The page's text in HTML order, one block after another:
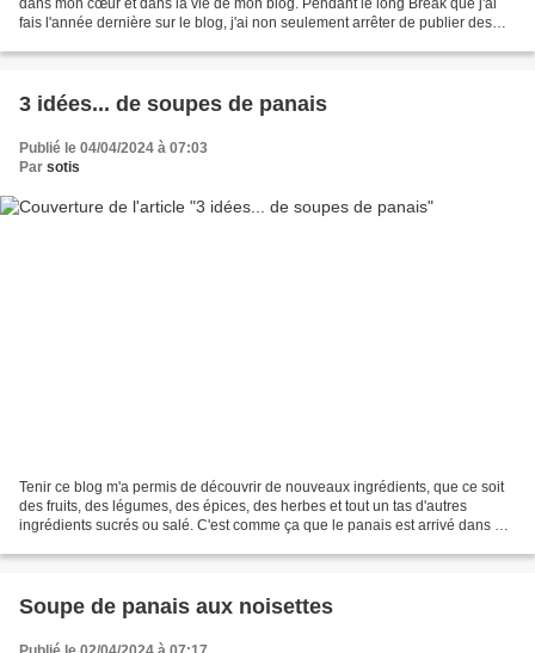
dans mon cœur et dans la vie de mon blog. Pendant le long Break que j'ai
fais l'année dernière sur le blog, j'ai non seulement arrêter de publier des
3 idées... de soupes de panais
Publié le 04/04/2024 à 07:03
Par sotis
Tenir ce blog m'a permis de découvrir de nouveaux ingrédients, que ce soit
des fruits, des légumes, des épices, des herbes et tout un tas d'autres
ingrédients sucrés ou salé. C'est comme ça que le panais est arrivé dans ma
Soupe de panais aux noisettes